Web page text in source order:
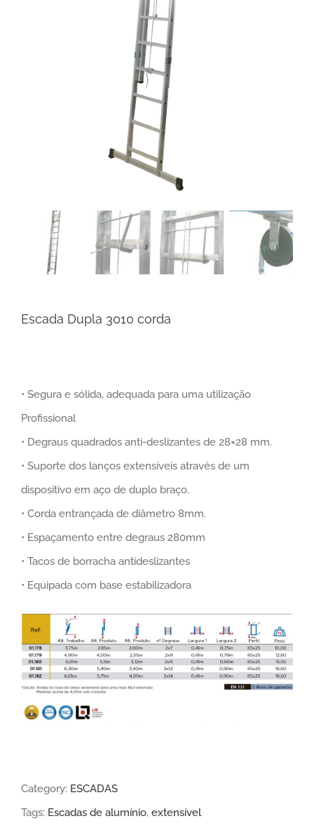
Escada Dupla 3010 corda
• Segura e sólida, adequada para uma utilização
Profissional
• Degraus quadrados anti-deslizantes de 28×28 mm.
• Suporte dos lanços extensíveis através de um
dispositivo em aço de duplo braço.
• Corda entrançada de diâmetro 8mm.
• Espaçamento entre degraus 280mm
• Tacos de borracha antideslizantes
• Equipada com base estabilizadora
Category: ESCADAS
Tags: Escadas de alumínio, extensível